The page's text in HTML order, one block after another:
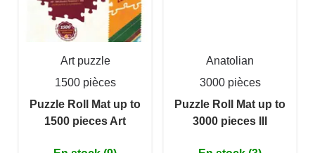
Art puzzle
1500 pièces
Puzzle Roll Mat up to
1500 pieces Art
Anatolian
3000 pièces
Puzzle Roll Mat up to
3000 pieces III